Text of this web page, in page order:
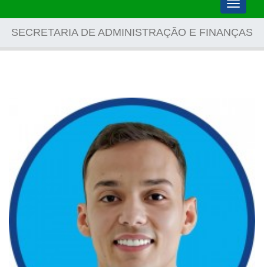
Toggle
SECRETARIA DE ADMINISTRAÇÃO E FINANÇAS